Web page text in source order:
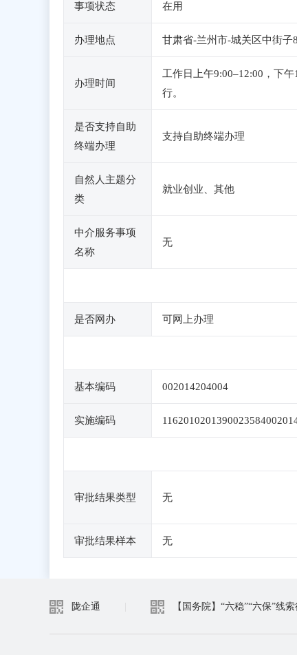
事项状态 在用
办理地点 甘肃省-兰州市-城关区中街子
办理时间
工作日上午9:00–12:00，下
行。
是否支持自助
终端办理
支持自助终端办理
自然人主题分
类
就业创业、其他
中介服务事项
名称
无
是否网办 可网上办理
基本编码 002014204004
实施编码
审批结果类型 无
审批结果样本 无
陇企通 【国务院】“六稳”“六保”线